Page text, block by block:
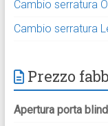
Cambio serratura
Cambio serratura
Prezzo
Apertura porta